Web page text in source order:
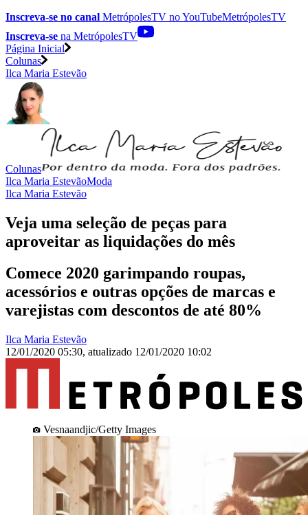
Inscreva-se no canal MetrópolesTV noYouTubeMetrópolesTV
Inscreva-se na MetrópolesTV
Página Inicial
Colunas
Ilca Maria Estevão
Colunas
Ilca Maria EstevãoModa
Ilca Maria Estevão
Veja uma seleção de peças para
aproveitar as liquidações do mês
Comece 2020 garimpando roupas,
acessórios e outras opções de marcas e
varejistas com descontos de até 80%
Ilca Maria Estevão
12/01/2020 05:30, atualizado 12/01/2020 10:02
Vesnaandjic/Getty Images